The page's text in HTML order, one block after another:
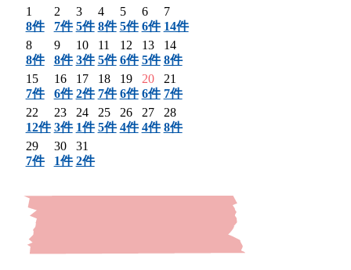
1
8件
2
7件
3
5件
4
8件
5
5件
6
6件
7
14件
8
8件
9
8件
10
3件
11
5件
12
6件
13
5件
14
8件
15
7件
16
6件
17
2件
18
7件
19
6件
20
6件
21
7件
22
12件
23
3件
24
1件
25
5件
26
4件
27
4件
28
8件
29
7件
30
1件
31
2件